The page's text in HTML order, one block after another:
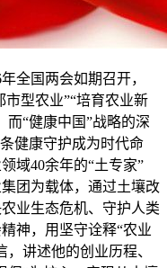
全国两会如期召开，
市型农业”“培育农业新
而“健康中国”战略的深
健康守护成为时代命
域40余年的“土专家”
团为载体，通过土壤改
业生态危机、守护人类
神，用坚守诠释“农业
讲述他的创业历程、